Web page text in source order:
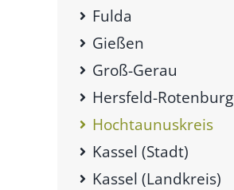
Fulda
Gießen
Groß-Gerau
Hersfeld-Rotenburg
Hochtaunuskreis
Kassel (Stadt)
Kassel (Landkreis)